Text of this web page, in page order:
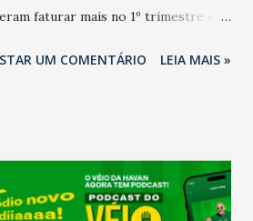
faturar mais no 1º trimestre de
deste ano, 56% também
de ano e pelo pagamento do 13º
maior de trabalhadores, já que o
UM COMENTÁRIO LEIA MAIS »